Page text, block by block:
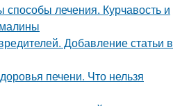
способы лечения. Курчавость и
Добавление статьи в
печени. Что нельзя